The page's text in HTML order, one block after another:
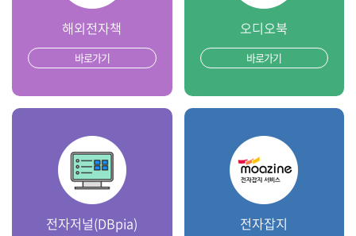
해외전자책
바로가기
오디오북
바로가기
전자저널(DBpia) 전자잡지